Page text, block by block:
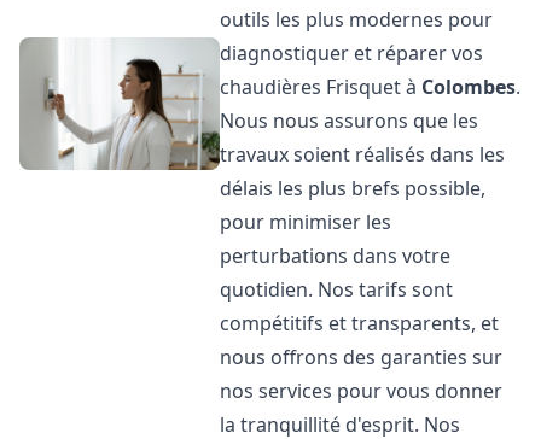
outils les plus modernes pour
diagnostiquer et réparer vos
chaudières Frisquet à Colombes.
Nous nous assurons que les
travaux soient réalisés dans les
délais les plus brefs possible,
pour minimiser les
perturbations dans votre
quotidien. Nos tarifs sont
compétitifs et transparents, et
nous offrons des garanties sur
nos services pour vous donner
la tranquillité d'esprit. Nos